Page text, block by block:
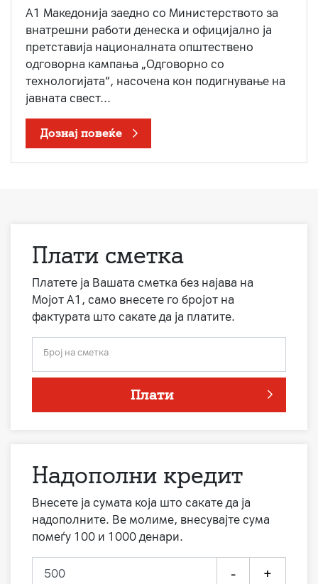
A1 Македонија заедно со Министерството за
внатрешни работи денеска и официјално ја
претставија националната општествено
одговорна кампања „Одговорно со
технологијата“, насочена кон подигнување на
јавната свест...
Дознај повеќе
Плати сметка
Платете ја Вашата сметка без најава на
Мојот А1, само внесете го бројот на
фактурата што сакате да ја платите.
Број на сметка
Плати
Надополни кредит
Внесете ја сумата која што сакате да ја
надополните. Ве молиме, внесувајте сума
помеѓу 100 и 1000 денари.
- +